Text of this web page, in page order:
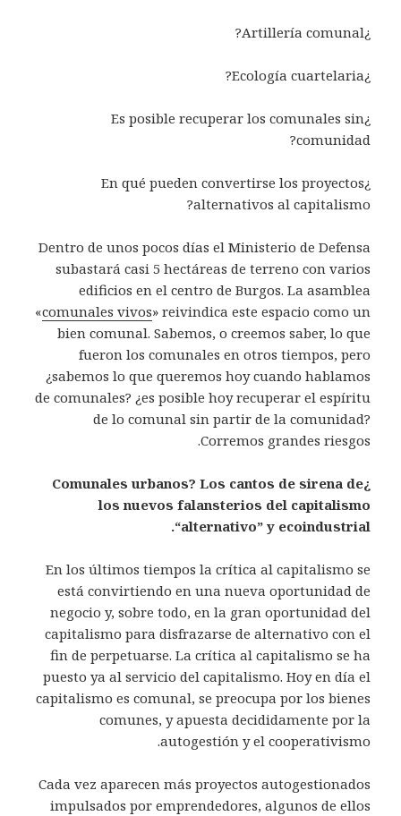
¿Artillería comunal?
¿Ecología cuartelaria?
¿Es posible recuperar los comunales sin
comunidad?
¿En qué pueden convertirse los proyectos
alternativos al capitalismo?
Dentro de unos pocos días el Ministerio de Defensa
subastará casi 5 hectáreas de terreno con varios
edificios en el centro de Burgos. La asamblea
«comunales vivos» reivindica este espacio como un
bien comunal. Sabemos, o creemos saber, lo que
fueron los comunales en otros tiempos, pero
¿sabemos lo que queremos hoy cuando hablamos
de comunales? ¿es posible hoy recuperar el espíritu
de lo comunal sin partir de la comunidad?
Corremos grandes riesgos.
¿Comunales urbanos? Los cantos de sirena de
los nuevos falansterios del capitalismo
“alternativo” y ecoindustrial.
En los últimos tiempos la crítica al capitalismo se
está convirtiendo en una nueva oportunidad de
negocio y, sobre todo, en la gran oportunidad del
capitalismo para disfrazarse de alternativo con el
fin de perpetuarse. La crítica al capitalismo se ha
puesto ya al servicio del capitalismo. Hoy en día el
capitalismo es comunal, se preocupa por los bienes
comunes, y apuesta decididamente por la
autogestión y el cooperativismo.
Cada vez aparecen más proyectos autogestionados
impulsados por emprendedores, algunos de ellos